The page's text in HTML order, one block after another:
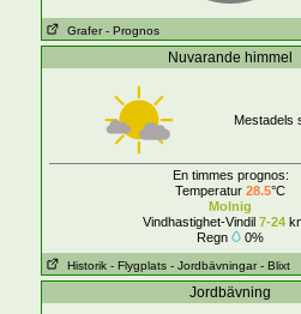
Grafer - Prognos
Nuvarande himmel
Mestadels
En timmes prognos:
Temperatur 28.5°C
Molnig
Vindhastighet-Vindil 7-24
Regn
0%
Historik - Flygplats - Jordbävningar - Blixt
Jordbävning